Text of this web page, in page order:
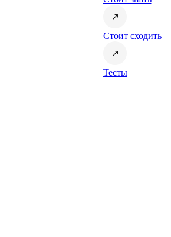
Стоит сходить
Тесты